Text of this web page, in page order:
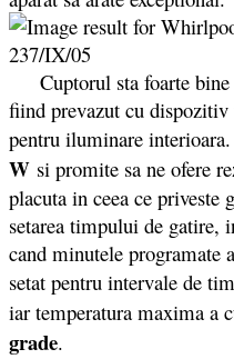
Cuptorul sta foarte bine
fiind prevazut cu
pentru iluminare
W si promite sa ne ofere
placuta in ceea ce
setarea timpului de gatire,
cand minutele programate
setat pentru intervale de
iar temperatura maxima a
grade.